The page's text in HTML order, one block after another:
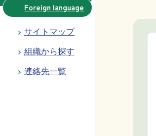
Foreign language
サイトマップ
組織から探す
連絡先一覧